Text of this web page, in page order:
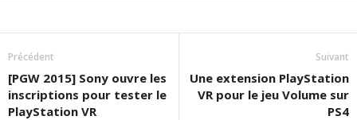
Précédent
[PGW 2015] Sony ouvre les
inscriptions pour tester le
PlayStation VR
Suivant
Une extension PlayStation
VR pour le jeu Volume sur
PS4